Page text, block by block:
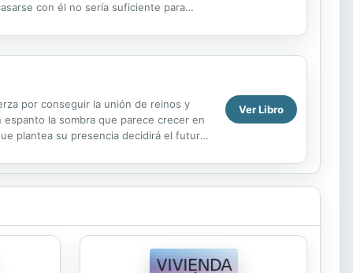
con él no sería suficiente para
por conseguir la unión de reinos y
la sombra que parece crecer en
plantea su presencia decidirá el futuro
Ver Libro